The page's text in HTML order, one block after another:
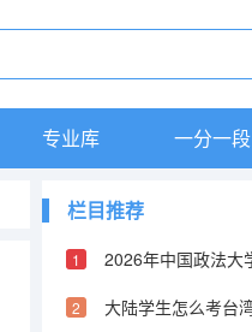
专业库 一分一段
栏目推荐